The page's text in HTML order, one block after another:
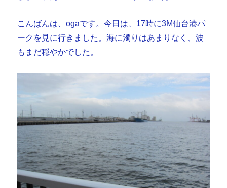
へ
の
こんばんは、ogaです。今日は、17時に3M仙台港パ
ークを見に行きました。海に濁りはあまりなく、波
もまだ穏やかでした。